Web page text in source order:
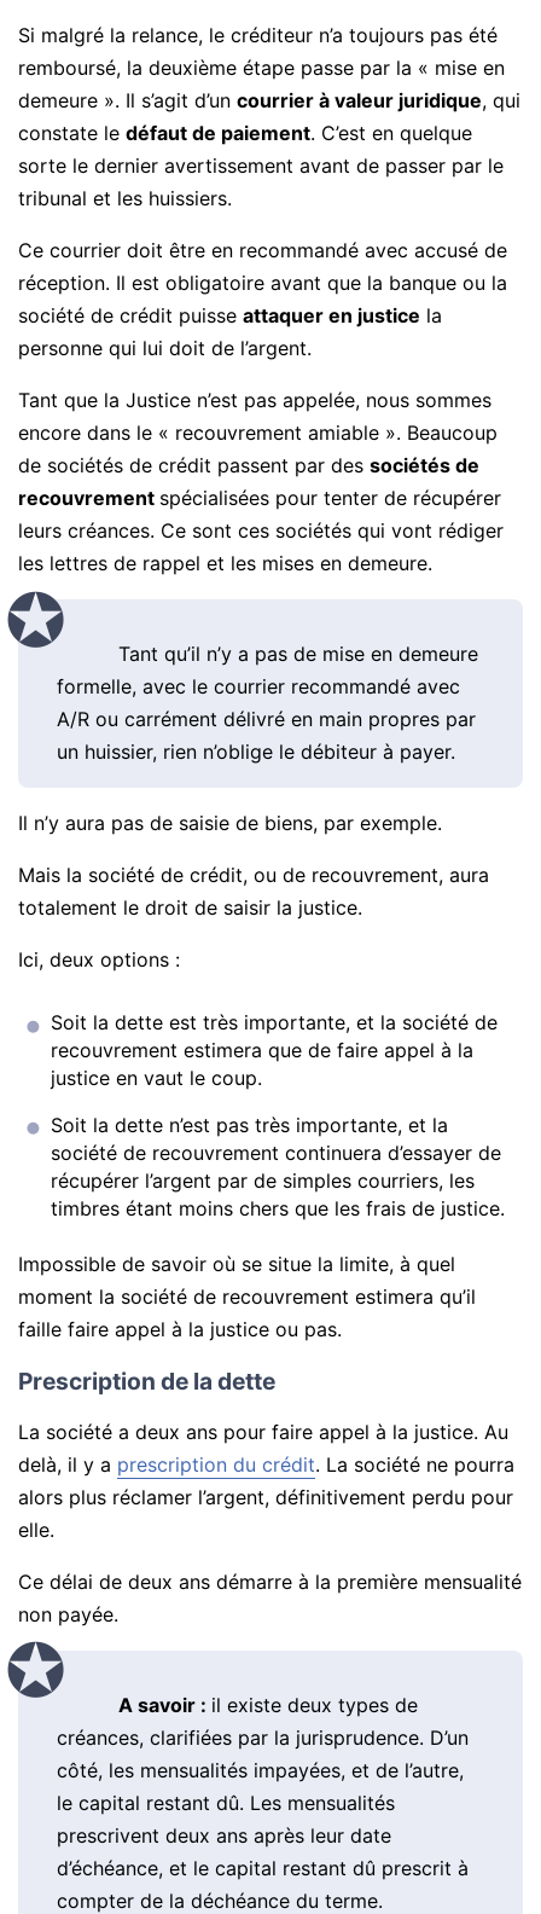
Si malgré la relance, le créditeur n’a toujours pas été
remboursé, la deuxième étape passe par la « mise en
demeure ». Il s’agit d’un courrier à valeur juridique, qui
constate le défaut de paiement. C’est en quelque
sorte le dernier avertissement avant de passer par le
tribunal et les huissiers.
Ce courrier doit être en recommandé avec accusé de
réception. Il est obligatoire avant que la banque ou la
société de crédit puisse attaquer en justice la
personne qui lui doit de l’argent.
Tant que la Justice n’est pas appelée, nous sommes
encore dans le « recouvrement amiable ». Beaucoup
de sociétés de crédit passent par des sociétés de
recouvrement spécialisées pour tenter de récupérer
leurs créances. Ce sont ces sociétés qui vont rédiger
les lettres de rappel et les mises en demeure.
Tant qu’il n’y a pas de mise en demeure
formelle, avec le courrier recommandé avec
A/R ou carrément délivré en main propres par
un huissier, rien n’oblige le débiteur à payer.
Il n’y aura pas de saisie de biens, par exemple.
Mais la société de crédit, ou de recouvrement, aura
totalement le droit de saisir la justice.
Ici, deux options :
Soit la dette est très importante, et la société de
recouvrement estimera que de faire appel à la
justice en vaut le coup.
Soit la dette n’est pas très importante, et la
société de recouvrement continuera d’essayer de
récupérer l’argent par de simples courriers, les
timbres étant moins chers que les frais de justice.
Impossible de savoir où se situe la limite, à quel
moment la société de recouvrement estimera qu’il
faille faire appel à la justice ou pas.
Prescription de la dette
La société a deux ans pour faire appel à la justice. Au
delà, il y a prescription du crédit. La société ne pourra
alors plus réclamer l’argent, définitivement perdu pour
elle.
Ce délai de deux ans démarre à la première mensualité
non payée.
A savoir : il existe deux types de
créances, clarifiées par la jurisprudence. D’un
côté, les mensualités impayées, et de l’autre,
le capital restant dû. Les mensualités
prescrivent deux ans après leur date
d’échéance, et le capital restant dû prescrit à
compter de la déchéance du terme.